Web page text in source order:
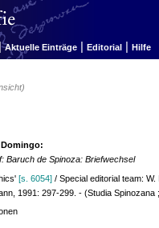
Aktuelle Einträge | Editorial | Hilfe
Baruch de Spinoza: Briefwechsel
[s. 6054] / Special editorial team:
1991: 297-299. - (Studia Spinozana